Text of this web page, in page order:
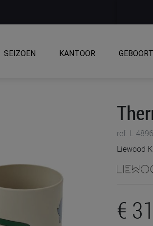
SEIZOEN KANTOOR
ref. L-
Liewood
€